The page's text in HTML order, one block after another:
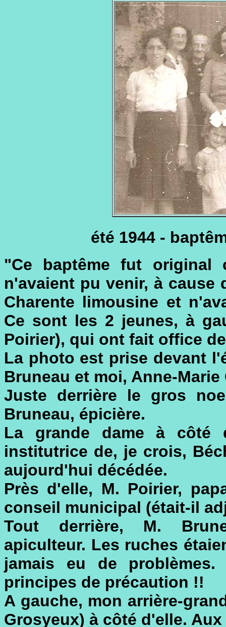
été 1944 -
"Ce baptême fut
n'avaient pu venir, à cause
Charente limousine et
Ce sont les 2 jeunes, à
Poirier), qui ont fait office
La photo est prise devant
Bruneau et moi, Anne-
Juste derrière le gros
Bruneau, épicière.
La grande dame à côté
institutrice de, je crois,
aujourd'hui décédée.
Près d'elle, M. Poirier,
conseil municipal (était-il
Tout derrière, M.
apiculteur. Les ruches
jamais eu de
principes de précaution !!
A gauche, mon arrière-
Grosyeux) à côté d'elle.